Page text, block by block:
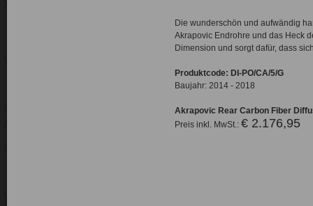
Die wunderschön und aufwändig
Akrapovic Endrohre und das Heck
Dimension und sorgt dafür, dass
Produktcode: DI-PO/CA/5/G
Baujahr: 2014 - 2018
Akrapovic Rear Carbon Fiber
Preis inkl. MwSt.: € 2.176,95